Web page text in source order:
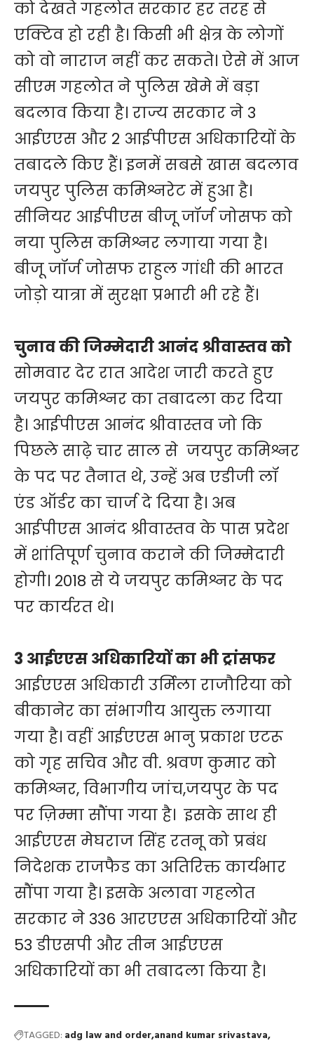
को देखते गहलोत सरकार हर तरह से
एक्टिव हो रही है। किसी भी क्षेत्र के लोगों
को वो नाराज नहीं कर सकते। ऐसे में आज
सीएम गहलोत ने पुलिस खेमे में बड़ा
बदलाव किया है। राज्य सरकार ने 3
आईएएस और 2 आईपीएस अधिकारियों के
तबादले किए हैं। इनमें सबसे खास बदलाव
जयपुर पुलिस कमिश्नरेट में हुआ है।
सीनियर आईपीएस बीजू जॉर्ज जोसफ को
नया पुलिस कमिश्नर लगाया गया है।
बीजू जॉर्ज जोसफ राहुल गांधी की भारत
जोड़ो यात्रा में सुरक्षा प्रभारी भी रहे हैं।
चुनाव की जिम्मेदारी आनंद श्रीवास्तव को
सोमवार देर रात आदेश जारी करते हुए
जयपुर कमिश्नर का तबादला कर दिया
है। आईपीएस आनंद श्रीवास्तव जो कि
पिछले साढ़े चार साल से जयपुर कमिश्नर
के पद पर तैनात थे, उन्हें अब एडीजी लॉ
एंड ऑर्डर का चार्ज दे दिया है। अब
आईपीएस आनंद श्रीवास्तव के पास प्रदेश
में शांतिपूर्ण चुनाव कराने की जिम्मेदारी
होगी। 2018 से ये जयपुर कमिश्नर के पद
पर कार्यरत थे।
3 आईएएस अधिकारियों का भी ट्रांसफर
आईएएस अधिकारी उर्मिला राजौरिया को
बीकानेर का संभागीय आयुक्त लगाया
गया है। वहीं आईएएस भानु प्रकाश एटरू
को गृह सचिव और वी. श्रवण कुमार को
कमिश्नर, विभागीय जांच,जयपुर के पद
पर ज़िम्मा सौंपा गया है। इसके साथ ही
आईएएस मेघराज सिंह रतनू को प्रबंध
निदेशक राजफैड का अतिरिक्त कार्यभार
सौंपा गया है। इसके अलावा गहलोत
सरकार ने 336 आरएएस अधिकारियों और
53 डीएसपी और तीन आईएएस
अधिकारियों का भी तबादला किया है।
TAGGED: adg law and order anand kumar srivastava